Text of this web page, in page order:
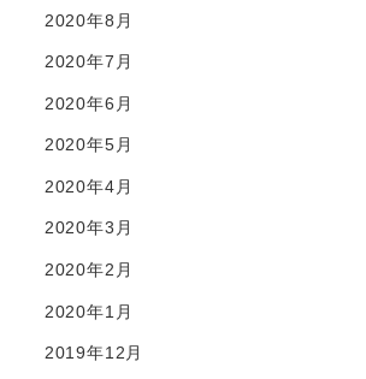
2020年8月
2020年7月
2020年6月
2020年5月
2020年4月
2020年3月
2020年2月
2020年1月
2019年12月